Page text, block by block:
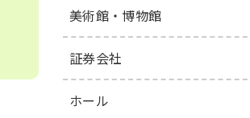
美術館・博物館
証券会社
ホール